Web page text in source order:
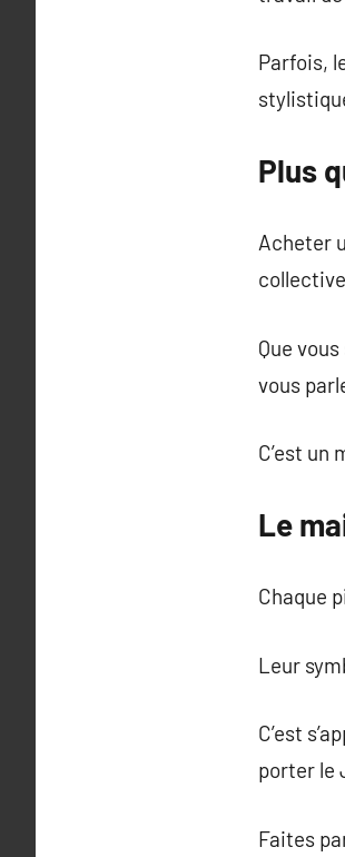
Parfois,
Plus
Acheter
Que
vous
C’est
Le
Chaque
Leur
C’est
porter le
Faites